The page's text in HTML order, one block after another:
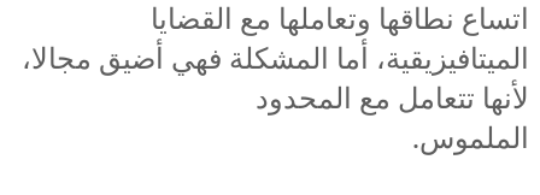
اتساع نطاقها وتعاملها مع القضايا
الميتافيزيقية، أما المشكلة فهي أضيق مجالا،
لأنها تتعامل مع المحدود
الملموس.